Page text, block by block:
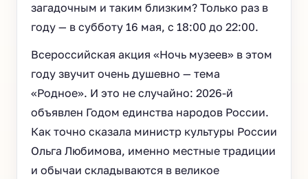
загадочным и таким близким? Только раз в
году — в субботу 16 мая, с 18:00 до 22:00.
Всероссийская акция «Ночь музеев» в этом
году звучит очень душевно — тема
«Родное». И это не случайно: 2026-й
объявлен Годом единства народов России.
Как точно сказала министр культуры России
Ольга Любимова, именно местные традиции
и обычаи складываются в великое